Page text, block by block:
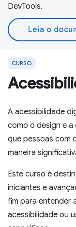
DevTools.
Leia o
CURSO
A acessibilidade
como o design e
que pessoas com
maneira
Este curso é
iniciantes e
fim para entender
acessibilidade ou